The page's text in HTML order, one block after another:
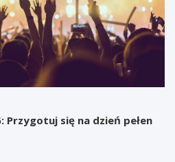
Przygotuj się na dzień pełen